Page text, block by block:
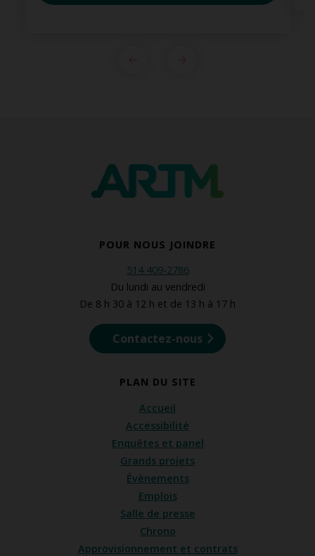
POUR NOUS JOINDRE
514 409-2786
Du lundi au vendredi
De 8 h 30 à 12 h et de 13 h à 17 h
Contactez-nous
PLAN DU SITE
Accueil
Accessibilité
Enquêtes et panel
Grands projets
Évènements
Emplois
Salle de presse
Chrono
Approvisionnement et contrats